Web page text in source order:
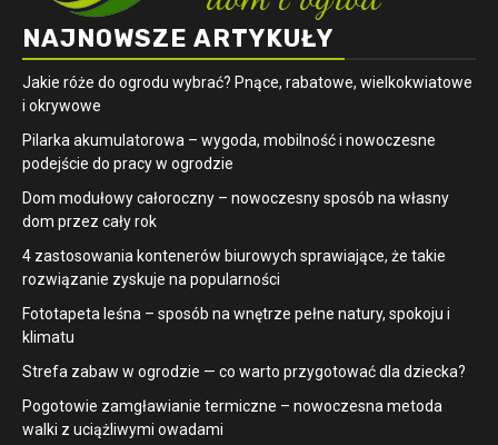
NAJNOWSZE ARTYKUŁY
Jakie róże do ogrodu wybrać? Pnące, rabatowe, wielkokwiatowe
i okrywowe
Pilarka akumulatorowa – wygoda, mobilność i nowoczesne
podejście do pracy w ogrodzie
Dom modułowy całoroczny – nowoczesny sposób na własny
dom przez cały rok
4 zastosowania kontenerów biurowych sprawiające, że takie
rozwiązanie zyskuje na popularności
​Fototapeta leśna – sposób na wnętrze pełne natury, spokoju i
klimatu
Strefa zabaw w ogrodzie — co warto przygotować dla dziecka?
Pogotowie zamgławianie termiczne – nowoczesna metoda
walki z uciążliwymi owadami